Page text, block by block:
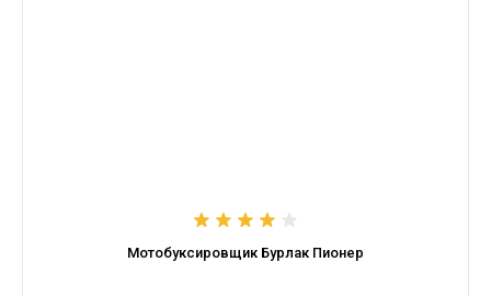
Мотобуксировщик Бурлак Пионер